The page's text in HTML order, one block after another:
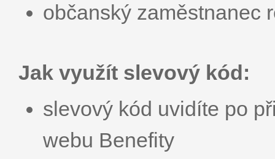
občanský zaměstnanec
Jak využít slevový kód:
slevový kód uvidíte po
webu Benefity